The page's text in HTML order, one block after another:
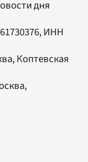
дня
ИНН
Коптевская
,